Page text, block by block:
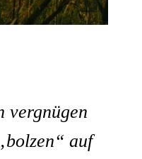
vergnügen
auf